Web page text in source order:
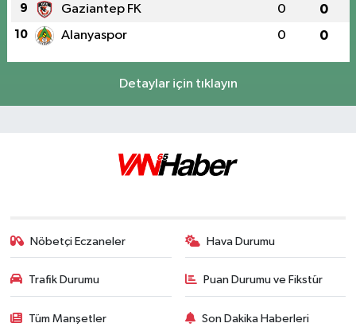
9 Gaziantep FK 0 0
10 Alanyaspor 0 0
Detaylar için tıklayın
Nöbetçi Eczaneler Hava Durumu
Trafik Durumu Puan Durumu ve Fikstür
Tüm Manşetler Son Dakika Haberleri